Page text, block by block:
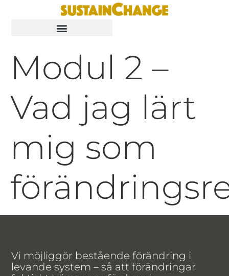
Modul 2 –
Vad jag lärt
mig som
Vi möjliggör bestående förändring i
levande system – så att förändringar